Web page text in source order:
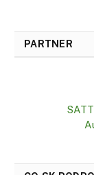
PARTNER